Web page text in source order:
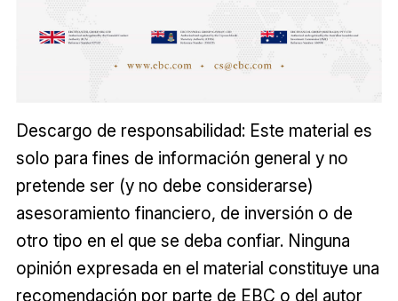
Descargo de responsabilidad: Este material es
solo para fines de información general y no
pretende ser (y no debe considerarse)
asesoramiento financiero, de inversión o de
otro tipo en el que se deba confiar. Ninguna
opinión expresada en el material constituye una
recomendación por parte de EBC o del autor